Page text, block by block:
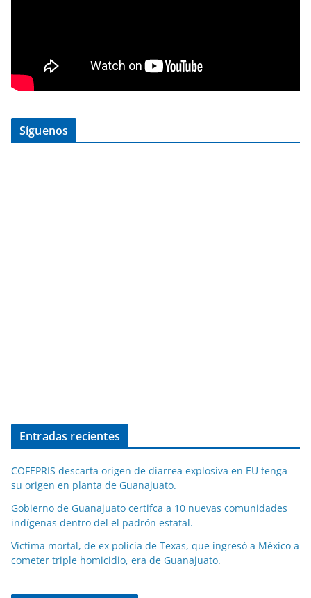
Síguenos
Entradas recientes
COFEPRIS descarta origen de diarrea explosiva en EU tenga
su origen en planta de Guanajuato.
Gobierno de Guanajuato certifca a 10 nuevas comunidades
indígenas dentro del el padrón estatal.
Víctima mortal, de ex policía de Texas, que ingresó a México a
cometer triple homicidio, era de Guanajuato.